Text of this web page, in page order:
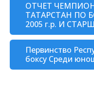
ОТЧЕТ
ТАТАРСТАН ПО
2005 г.р. И
Первинство
боксу Среди